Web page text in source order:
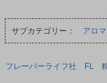
サブカテゴリー： アロマ
フレーバーライフ社 FL